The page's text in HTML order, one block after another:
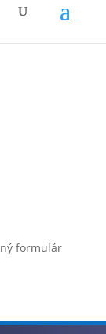
formulár